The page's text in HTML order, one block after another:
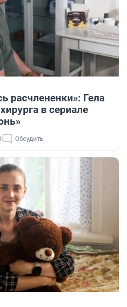
расчлененки»: Гела
в сериале
Обсудить